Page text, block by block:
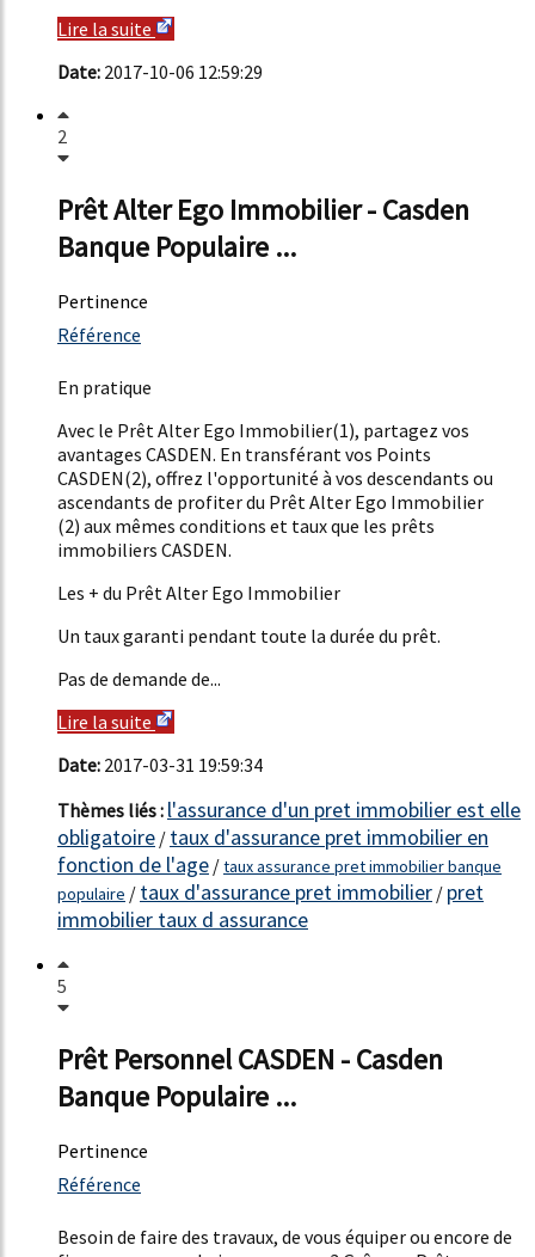
Lire la suite
Date: 2017-10-06 12:59:29
2
Prêt Alter Ego Immobilier - Casden
Banque Populaire ...
Pertinence
4162%
Référence
En pratique
Avec le Prêt Alter Ego Immobilier(1), partagez vos
avantages CASDEN. En transférant vos Points
CASDEN(2), offrez l'opportunité à vos descendants ou
ascendants de profiter du Prêt Alter Ego Immobilier
(2) aux mêmes conditions et taux que les prêts
immobiliers CASDEN.
Les + du Prêt Alter Ego Immobilier
Un taux garanti pendant toute la durée du prêt.
Pas de demande de...
Lire la suite
Date: 2017-03-31 19:59:34
Thèmes liés : l'assurance d'un pret immobilier est elle
obligatoire / taux d'assurance pret immobilier en
fonction de l'age /taux assurance pret immobilier banque
populaire / taux d'assurance pret immobilier / pret
immobilier taux d assurance
5
Prêt Personnel CASDEN - Casden
Banque Populaire ...
Pertinence
1830%
Référence
Besoin de faire des travaux, de vous équiper ou encore de